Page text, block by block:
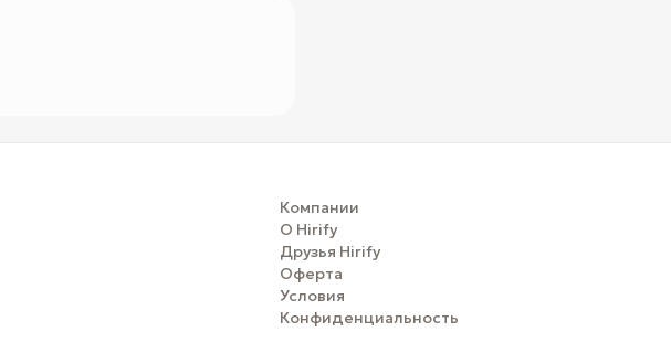
Компании
О Hirify
Друзья Hirify
Оферта
Условия
Конфиденциальность